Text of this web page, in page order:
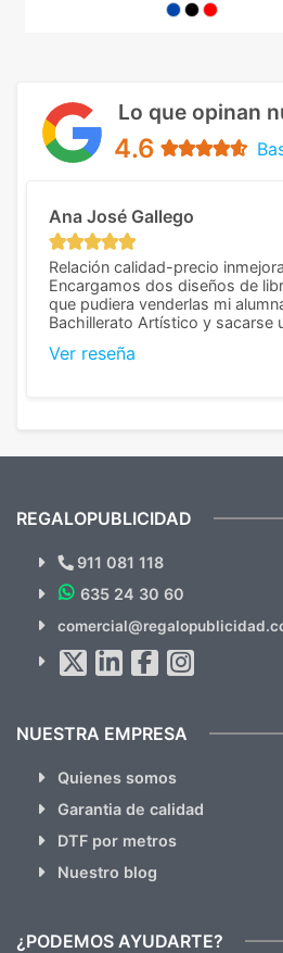
Lo que opinan
4.6
Ana José Gallego
Relación calidad-precio
Encargamos dos diseños de
que pudiera venderlas mi
Bachillerato Artístico y sacarse
diferencia, con libretas de muy
Ver reseña
¿Quieres ver
Novedades y Ofertas?
hacemos Spam)
REGALOPUBLICIDAD
911 081 118
635 24 30 60
NUESTRA EMPRESA
Quienes somos
Garantia de calidad
DTF por metros
Nuestro blog
¿PODEMOS AYUDARTE?